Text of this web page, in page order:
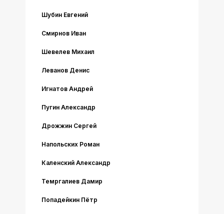
Шубин Евгений
Смирнов Иван
Шевелев Михаил
Леванов Денис
Игнатов Андрей
Пугин Александр
Дрожжин Сергей
Напольских Роман
Каленский Александр
Темргалиев Дамир
Попадейкин Пётр